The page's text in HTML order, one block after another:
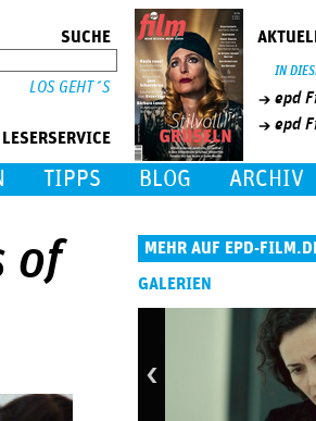
SUCHE
LESERSERVICE
IN
epd
epd
TIPPS BLOG ARCHIV
of
MEHR AUF EPD-
GALERIEN